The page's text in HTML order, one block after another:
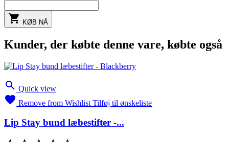
 KØB NÅ
Kunder, der købte denne vare, købte også
 Quick view
 Remove from Wishlist Tilføj til ønskeliste
Lip Stay bund læbestifter -...